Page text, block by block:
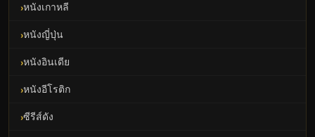
หนังเกาหลี
หนังญี่ปุ่น
หนังอินเดีย
หนังอีโรติก
ซีรีส์ดัง